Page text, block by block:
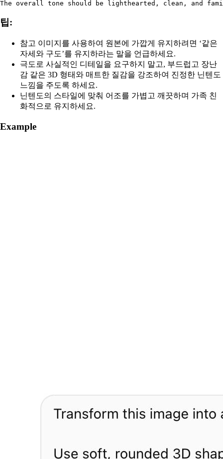
팁:
참고 이미지를 사용하여 원본에 가깝게 유지하려면 ‘같은
자세와 구도’를 유지하라는 말을 언급하세요.
극도로 사실적인 디테일을 요구하지 말고, 부드럽고 장난
감 같은 3D 형태와 매트한 질감을 강조하여 진정한 닌텐도
느낌을 주도록 하세요.
닌텐도의 스타일에 맞춰 어조를 가볍고 깨끗하며 가족 친
화적으로 유지하세요.
Example